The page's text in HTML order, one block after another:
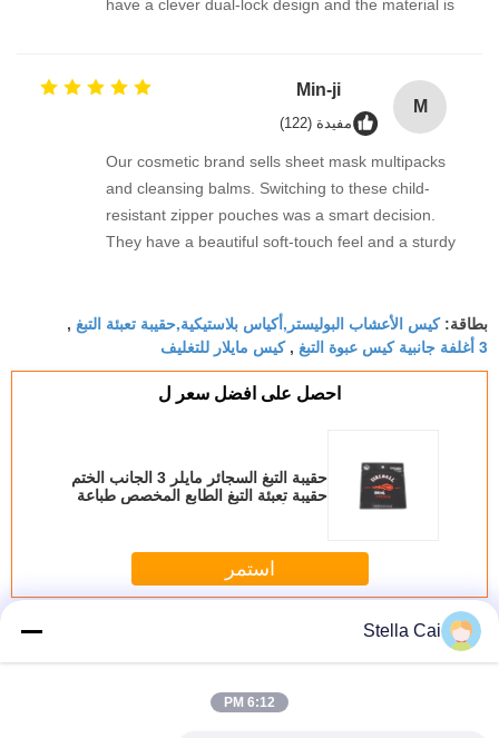
have a clever dual-lock design and the material is
packing process has been brilliant. Highly
M
Min-ji
مفيدة (122)
Our cosmetic brand sells sheet mask multipacks
and cleansing balms. Switching to these child-
resistant zipper pouches was a smart decision.
They have a beautiful soft-touch feel and a sturdy
line, and the delivery was prompt. 강력 추천합니بطاقة:كيس الأعشاب البوليستر,أكياس بلاستيكية,حقيبة تعبئة التبغ ,
3 أغلفة جانبية كيس عبوة التبغ ,كيس مايلار للتغليف
احصل على افضل سعر ل
حقيبة التبغ السجائر مايلر 3 الجانب الختم
حقيبة تعبئة التبغ الطابع المخصص طباعة
استمر
أكثر حقيبة مقاومة للأطفال
Stella Cai
6:12 PM